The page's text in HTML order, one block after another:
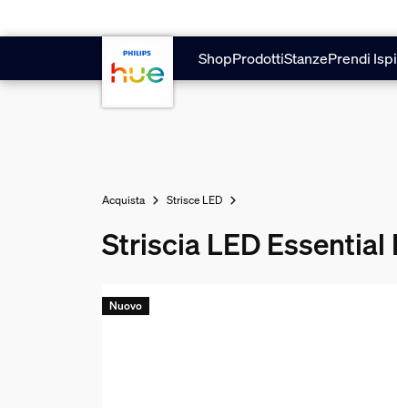
ShopProdottiStanzePrendi
Acquista Strisce LED
Striscia LED Essential
Nuovo